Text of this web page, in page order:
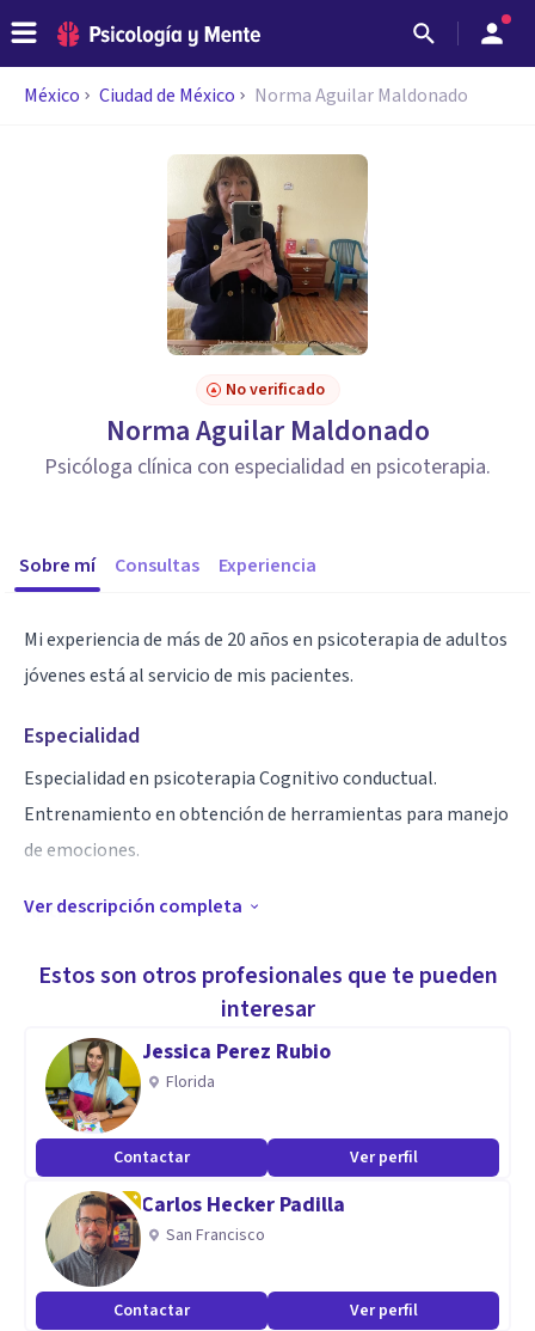
México Ciudad de México Norma Aguilar Maldonado
No verificado
Norma Aguilar Maldonado
Psicóloga clínica con especialidad en psicoterapia.
Sobre mí Consultas Experiencia
Mi experiencia de más de 20 años en psicoterapia de adultos
jóvenes está al servicio de mis pacientes.
Especialidad
Especialidad en psicoterapia Cognitivo conductual.
Entrenamiento en obtención de herramientas para manejo
de emociones.
Aptitudes
Entrevista psicológica profunda. Evaluación psicometrica.
Psicodiagnostico clínico.
Ver descripción completa
Estos son otros profesionales que te pueden
interesar
Jessica Perez Rubio
Florida
Contactar Ver perfil
Carlos Hecker Padilla
San Francisco
Contactar Ver perfil